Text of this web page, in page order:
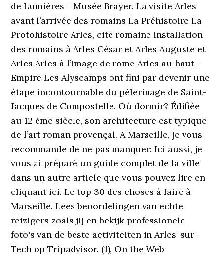
de Lumières + Musée Brayer. La visite Arles
avant l’arrivée des romains La Préhistoire La
Protohistoire Arles, cité romaine installation
des romains à Arles César et Arles Auguste et
Arles Arles à l’image de rome Arles au haut-
Empire Les Alyscamps ont fini par devenir une
étape incontournable du pèlerinage de Saint-
Jacques de Compostelle. Où dormir? Édifiée
au 12 ème siècle, son architecture est typique
de l’art roman provençal. A Marseille, je vous
recommande de ne pas manquer: Ici aussi, je
vous ai préparé un guide complet de la ville
dans un autre article que vous pouvez lire en
cliquant ici: Le top 30 des choses à faire à
Marseille. Lees beoordelingen van echte
reizigers zoals jij en bekijk professionele
foto's van de beste activiteiten in Arles-sur-
Tech op Tripadvisor. (1), On the Web